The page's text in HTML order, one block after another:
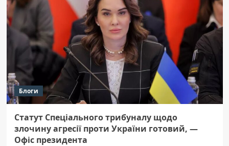
Полтавщині
зафіксували
десятки
нещасних
випадків
Блоги
Статут Спеціального трибуналу щодо
злочину агресії проти України готовий, —
Офіс президента